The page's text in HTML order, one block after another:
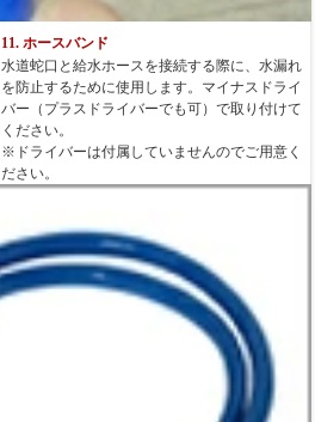
11. ホースバンド
水道蛇口と給水ホースを接続する際に、水漏れ
を防止するために使用します。マイナスドライ
バー（プラスドライバーでも可）で取り付けて
ください。
※ドライバーは付属していませんのでご用意く
ださい。